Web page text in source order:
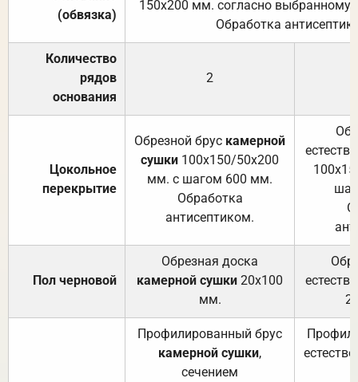
(обвязка)
150х200 мм. согласно выбранному
Обработка
Количество
рядов
основания
2
Цокольное
перекрытие
Обрезной брус камерной
сушки 100х150/50х200
мм. с шагом 600 мм.
Обработка
антисептиком.
Пол черновой
Обрезная доска
камерной сушки 20х100
мм.
Профилированный брус
камерной сушки,
сечением